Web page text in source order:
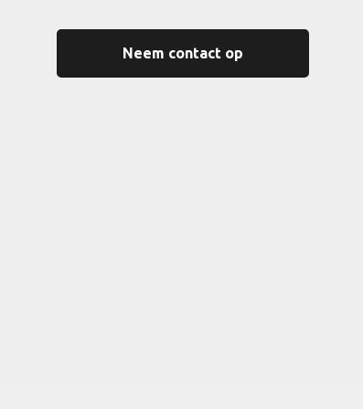
Neem contact op